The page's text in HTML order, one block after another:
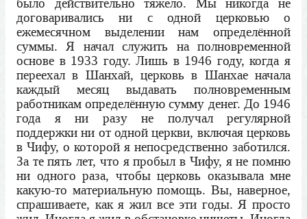
договаривались ни с одной церковью о
ежемесячном выделении нам определённой
суммы. Я начал служить на полновременной
основе в 1933 году. Лишь в 1946 году, когда я
переехал в Шанхай, церковь в Шанхае начала
каждый месяц выдавать полновременным
работникам определённую сумму денег. До 1946
года я ни разу не получал регулярной
поддержки ни от одной церкви, включая церковь
в Чифу, о которой я непосредственно заботился.
За те пять лет, что я пробыл в Чифу, я не помню
ни одного раза, чтобы церковь оказывала мне
какую-то материальную помощь. Вы, наверное,
спрашиваете, как я жил все эти годы. Я просто